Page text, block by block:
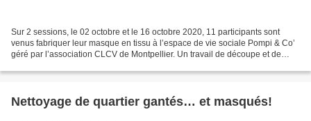
Sur 2 sessions, le 02 octobre et le 16 octobre 2020, 11 participants sont
venus fabriquer leur masque en tissu à l’espace de vie sociale Pompi & Co’
géré par l’association CLCV de Montpellier. Un travail de découpe et de
Nettoyage de quartier gantés… et masqués!